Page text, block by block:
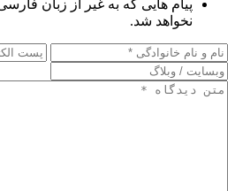
پیام هایی که به غیر از زبان
نخواهد شد.